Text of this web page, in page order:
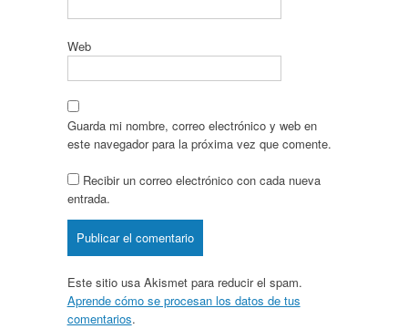
Web
Guarda mi nombre, correo electrónico y web en
este navegador para la próxima vez que comente.
Recibir un correo electrónico con cada nueva
entrada.
Este sitio usa Akismet para reducir el spam.
Aprende cómo se procesan los datos de tus
comentarios.